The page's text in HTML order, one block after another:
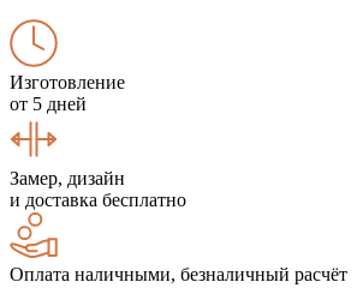
Изготовление
от 5 дней
Замер, дизайн
и доставка бесплатно
Оплата наличными, безналичный расчёт